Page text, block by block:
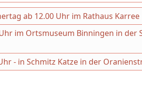
ab 12.00 Uhr im Rathaus Karree
im Ortsmuseum Binningen in der
- in Schmitz Katze in der